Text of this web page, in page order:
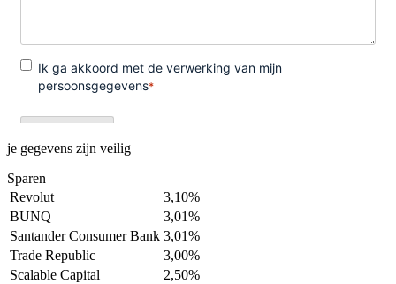
je gegevens zijn veilig
Sparen
Revolut
3,10%
BUNQ
3,01%
Santander Consumer Bank 3,01%
Trade Republic
3,00%
Scalable Capital
2,50%